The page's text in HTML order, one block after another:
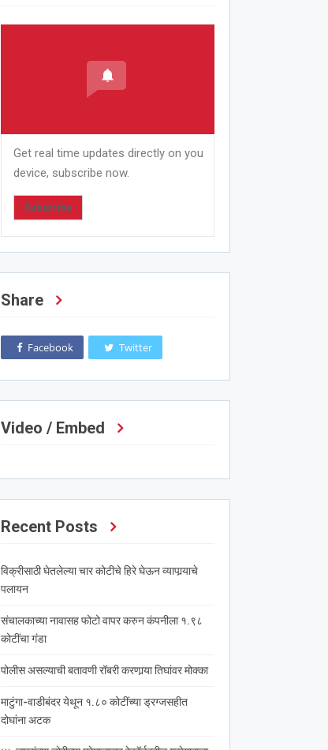
Get real time updates directly on you
device, subscribe now.
Subscribe
Share
Facebook Twitter
Video / Embed
Recent Posts
विक्रीसाठी घेतलेल्या चार कोटीचे हिरे घेऊन व्यापार्‍याचे
पलायन
संचालकाच्या नावासह फोटो वापर करुन कंपनीला १.९८
कोटींचा गंडा
पोलीस असल्याची बतावणी रॉबरी करणार्‍या तिघांवर मोक्का
माटुंगा-वाडीबंदर येथून १.८० कोटींच्या ड्रग्जसहीत
दोघांना अटक